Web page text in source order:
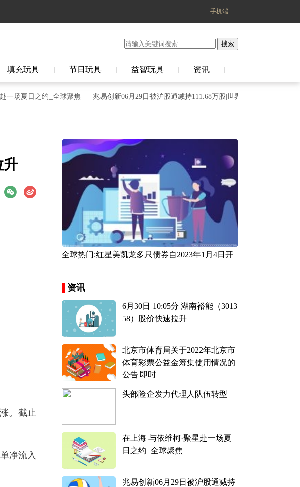
手机端
搜索
填充玩具 节日玩具 益智玩具 资讯
夏日之约_全球聚焦 兆易创新06月29日被沪股通减持111.68万股|世界速讯
升
。截止
净流入
全球热门:红星美凯龙多只债券自2023年1月4日开
资讯
6月30日 10:05分 湖南裕能（3013
58）股价快速拉升
北京市体育局关于2022年北京市
体育彩票公益金筹集使用情况的
公告|即时
头部险企发力代理人队伍转型
在上海 与依维柯·聚星赴一场夏
日之约_全球聚焦
兆易创新06月29日被沪股通减持